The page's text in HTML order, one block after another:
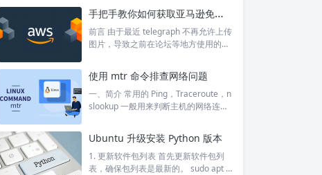
1:21...
进行启动，否则先启动则会启动失败，
因为不能在 nocos 上注册自己。 以下
是一个简单的案例： version: '3.1' serv
ices: nginx: image: nginx container_n
手把手教你如何获取亚马逊免费服务器并搭建图床
前言 由于最近 telegraph 不再允许上传
图片，导致之前在论坛等地方使用的图
装的机器来搭建图床。 又想到很久之前
听说亚马逊云科技提供免费的云服务
器，上官网一看，果然活动还在。并
且，除了云服务器，还有永久免费的无
云科技进行查询免费产品进行体验。 这
还说什么，有免费的云服务器不拿来体
验一下，想想都觉得可惜。 获取免费云
服务器 1...
使用 mtr 命令排查网络问题
一、简介 常用的 Ping，Traceroute，n
slookup 一般用来判断主机的网络连通
断工具，这个命令就是 MTR。MTR 结
合了 Traceroute 和 Ping 的功能，提供
了更为丰富的信息，包括实时的网络状
态和统计数据。 Traceroute 默认使用
Ubuntu 升级安装 Python 版本
1. 更新软件包列表 首先更新软件包列
表，确保包列表是最新的。 sudo apt u